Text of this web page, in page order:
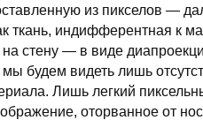
из пикселов —
ткань, индифферентная к
на стену — в виде
будем видеть лишь
Лишь легкий
оторванное от